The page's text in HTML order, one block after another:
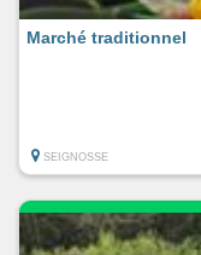
Marché traditionnel
SEIGNOSSE